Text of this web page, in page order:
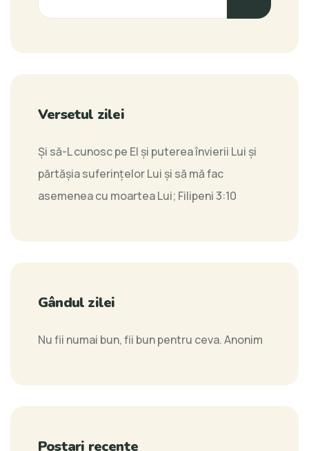
Versetul zilei
Şi să-L cunosc pe El şi puterea învierii Lui şi
părtăşia suferinţelor Lui şi să mă fac
asemenea cu moartea Lui; Filipeni 3:10
Gândul zilei
Nu fii numai bun, fii bun pentru ceva.Anonim
Postari recente